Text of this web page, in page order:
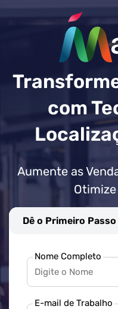
com
Aumente as
Dê o Primeiro
Nome Completo
E-mail de Trabalho